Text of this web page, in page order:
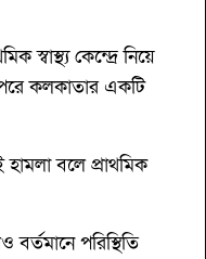
স্বাস্থ্য কেন্দ্রে নিয়ে
কলকাতার একটি
বলে প্রাথমিক
পরিস্থিতি